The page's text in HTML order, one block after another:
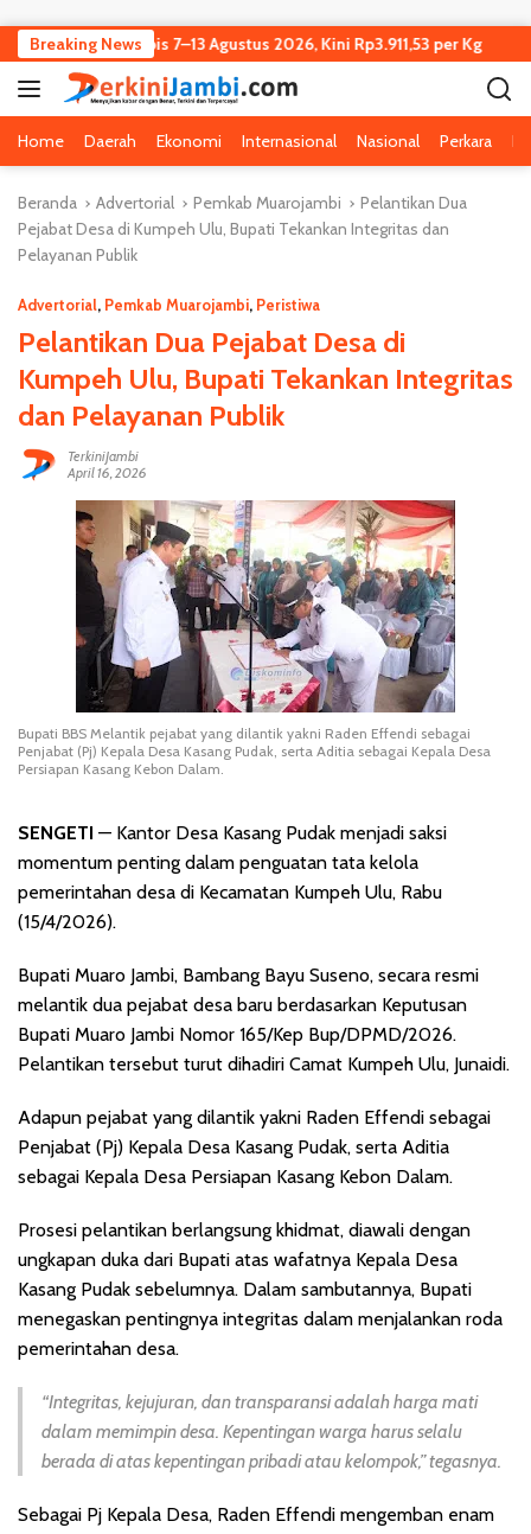
Breaking News
Turun Tipis 7–13 Agustus 2026, Kini Rp3.911,53 per Kg
Home Daerah Ekonomi Internasional Nasional Perkara
Beranda Advertorial Pemkab Muarojambi
Pelantikan Dua
Pejabat Desa di Kumpeh Ulu, Bupati Tekankan Integritas dan
Pelayanan Publik
Advertorial, Pemkab Muarojambi, Peristiwa
Pelantikan Dua Pejabat Desa di
Kumpeh Ulu, Bupati Tekankan Integritas
dan Pelayanan Publik
TerkiniJambi
April 16, 2026
Bupati BBS Melantik pejabat yang dilantik yakni Raden Effendi sebagai
Penjabat (Pj) Kepala Desa Kasang Pudak, serta Aditia sebagai Kepala Desa
Persiapan Kasang Kebon Dalam.
SENGETI — Kantor Desa Kasang Pudak menjadi saksi
momentum penting dalam penguatan tata kelola
pemerintahan desa di Kecamatan Kumpeh Ulu, Rabu
(15/4/2026).
Bupati Muaro Jambi, Bambang Bayu Suseno, secara resmi
melantik dua pejabat desa baru berdasarkan Keputusan
Bupati Muaro Jambi Nomor 165/Kep Bup/DPMD/2026.
Pelantikan tersebut turut dihadiri Camat Kumpeh Ulu, Junaidi.
Adapun pejabat yang dilantik yakni Raden Effendi sebagai
Penjabat (Pj) Kepala Desa Kasang Pudak, serta Aditia
sebagai Kepala Desa Persiapan Kasang Kebon Dalam.
Prosesi pelantikan berlangsung khidmat, diawali dengan
ungkapan duka dari Bupati atas wafatnya Kepala Desa
Kasang Pudak sebelumnya. Dalam sambutannya, Bupati
menegaskan pentingnya integritas dalam menjalankan roda
pemerintahan desa.
“Integritas, kejujuran, dan transparansi adalah harga mati
dalam memimpin desa. Kepentingan warga harus selalu
berada di atas kepentingan pribadi atau kelompok,” tegasnya.
Sebagai Pj Kepala Desa, Raden Effendi mengemban enam